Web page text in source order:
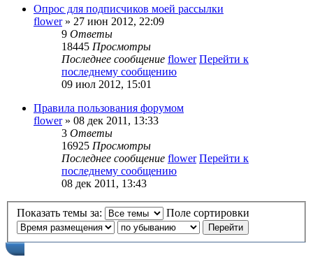
Опрос для подписчиков моей рассылки
flower» 27 июн 2012, 22:09
9 Ответы
18445 Просмотры
Последнее сообщение flower Перейти к
последнему сообщению
09 июл 2012, 15:01
Правила пользования форумом
flower» 08 дек 2011, 13:33
3 Ответы
16925 Просмотры
Последнее сообщение flower Перейти к
последнему сообщению
08 дек 2011, 13:43
Показать темы за: Поле сортировки